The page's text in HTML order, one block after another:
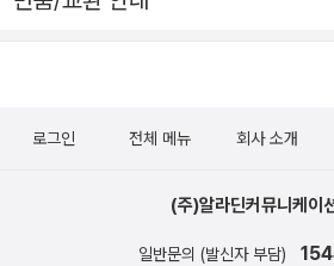
로그인 전체 메뉴 회사 소개
(주)알라딘커뮤니케이
일반문의 (발신자 부담)